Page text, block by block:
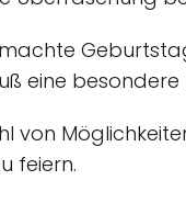
eine besondere
von
feiern.